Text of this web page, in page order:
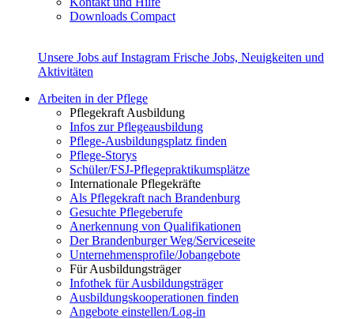
Downloads Compact
Unsere Jobs auf Instagram Frische Jobs, Neuigkeiten und
Aktivitäten
Arbeiten in der Pflege
Pflegekraft Ausbildung
Infos zur Pflegeausbildung
Pflege-Ausbildungsplatz finden
Pflege-Storys
Schüler/FSJ-Pflegepraktikumsplätze
Internationale Pflegekräfte
Als Pflegekraft nach Brandenburg
Gesuchte Pflegeberufe
Anerkennung von Qualifikationen
Der Brandenburger Weg/Serviceseite
Unternehmensprofile/Jobangebote
Für Ausbildungsträger
Infothek für Ausbildungsträger
Ausbildungskooperationen finden
Angebote einstellen/Log-in